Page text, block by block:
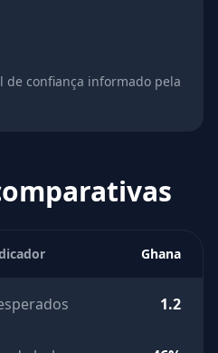
de confiança informado pela
Ghana
1.2